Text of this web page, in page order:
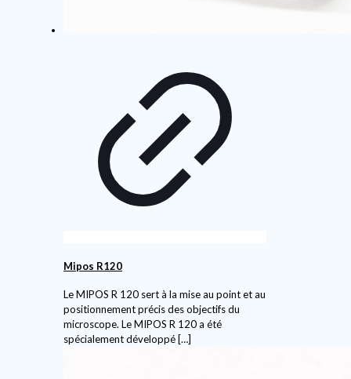
Mipos R120
Le MIPOS R 120 sert à la mise au point et au
positionnement précis des objectifs du
microscope. Le MIPOS R 120 a été
spécialement développé […]